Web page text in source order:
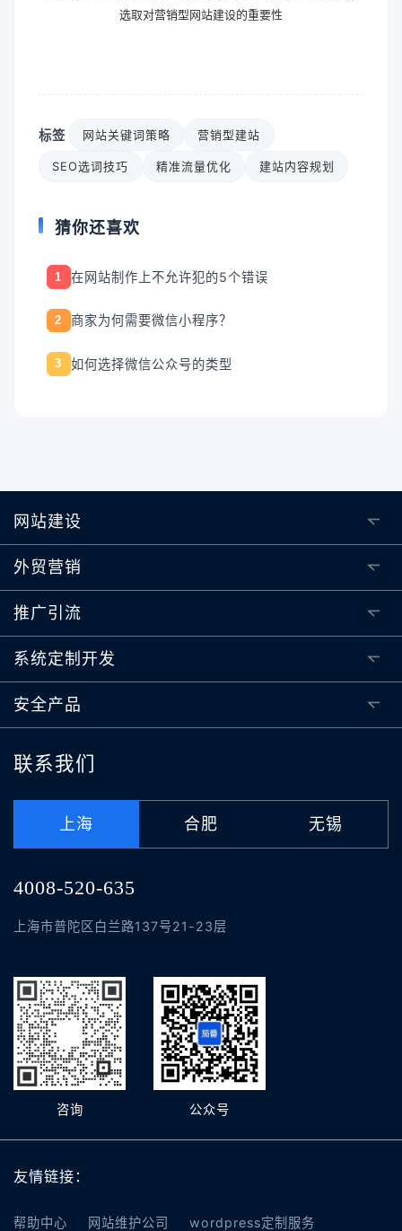
选取对营销型网站建设的重要性
标签 网站关键词策略 营销型建站
SEO选词技巧 精准流量优化 建站内容规划
猜你还喜欢
1 在网站制作上不允许犯的5个错误
2 商家为何需要微信小程序？
3 如何选择微信公众号的类型
网站建设
外贸营销
推广引流
系统定制开发
安全产品
联系我们
上海 合肥 无锡
4008-520-635
上海市普陀区白兰路137号21-23层
咨询 公众号
友情链接：
帮助中心 网站维护公司 wordpress定制服务